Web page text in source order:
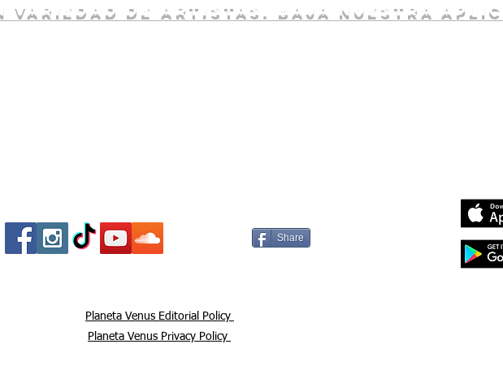
variedad de artistas. baja nuestra
Share
Planeta Venus Privacy Policy
Planeta Venus Editorial Policy